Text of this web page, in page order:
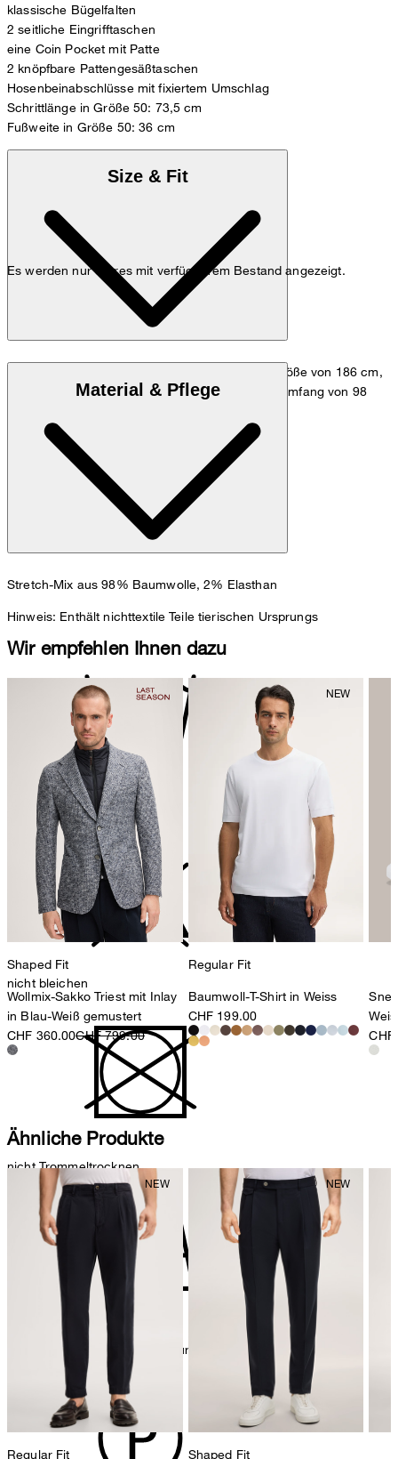
Es werden nur Stores mit verfügbarem Bestand angezeigt.
klassische Bügelfalten
2 seitliche Eingrifftaschen
eine Coin Pocket mit Patte
2 knöpfbare Pattengesäßtaschen
Hosenbeinabschlüsse mit fixiertem Umschlag
Schrittlänge in Größe 50: 73,5 cm
Fußweite in Größe 50: 36 cm
Size & Fit
Das Model trägt die Größe 48 bei einer Körpergröße von 186 cm,
einem Taillenumfang von 84 cm und einem Hüftumfang von 98
Maßtabelle
Material & Pflege
Stretch-Mix aus 98% Baumwolle, 2% Elasthan
Hinweis: Enthält nichttextile Teile tierischen Ursprungs
Maschinenwäsche bei 30°C
nicht bleichen
nicht Trommeltrocknen
Bügeln bei geringer Temperatur
Wir empfehlen Ihnen dazu
Shaped Fit
Wollmix-Sakko Triest mit Inlay
in Blau-Weiß gemustert
CHF 360.00CHF 799.00
Regular Fit
Baumwoll-T-Shirt in Weiss
CHF 199.00
Ähnliche Produkte
Regular Fit Shaped Fit